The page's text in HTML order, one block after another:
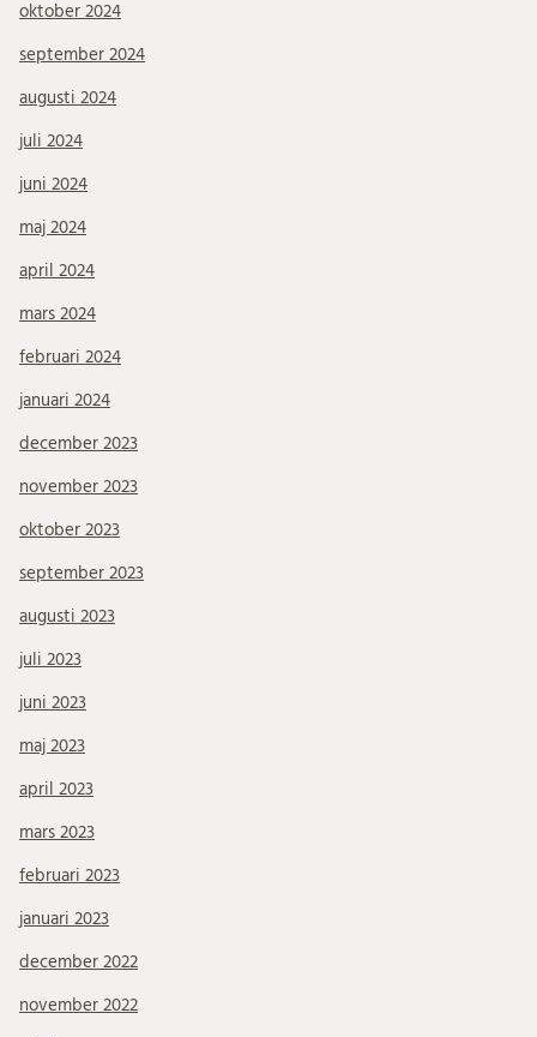
oktober 2024
september 2024
augusti 2024
juli 2024
juni 2024
maj 2024
april 2024
mars 2024
februari 2024
januari 2024
december 2023
november 2023
oktober 2023
september 2023
augusti 2023
juli 2023
juni 2023
maj 2023
april 2023
mars 2023
februari 2023
januari 2023
december 2022
november 2022